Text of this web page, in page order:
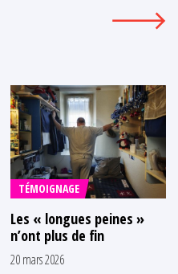
TÉMOIGNAGE
Les « longues peines »
n’ont plus de fin
20 mars 2026